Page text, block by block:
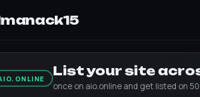
List your site
once on aio.online and get listed on